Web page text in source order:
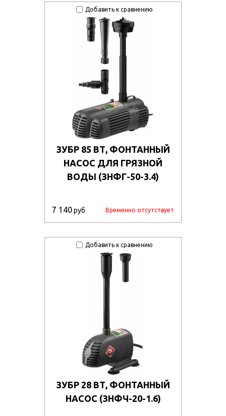
Добавить к сравнению
ЗУБР 85 ВТ, ФОНТАННЫЙ
НАСОС ДЛЯ ГРЯЗНОЙ
ВОДЫ (ЗНФГ-50-3.4)
7 140руб Временно отсутствует
Добавить к сравнению
ЗУБР 28 ВТ, ФОНТАННЫЙ
НАСОС (ЗНФЧ-20-1.6)